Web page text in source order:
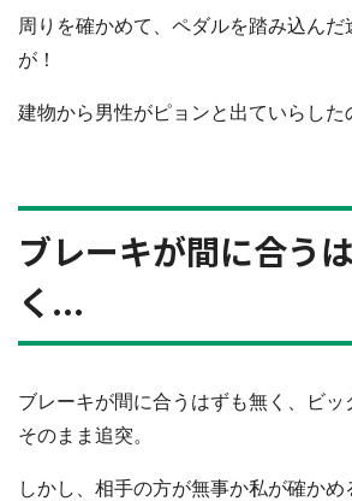
周りを確かめて、ペダルを踏み込んだ
が！
建物から男性がピョンと出ていらした
ブレーキが間に合う
く...
ブレーキが間に合うはずも無く、ビッ
そのまま追突。
しかし、相手の方が無事か私が確かめ